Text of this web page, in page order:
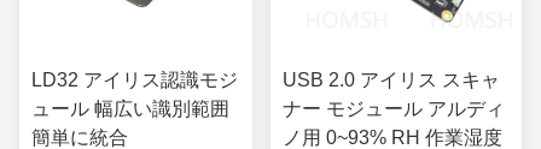
LD32 アイリス認識モジ
ュール 幅広い識別範囲
簡単に統合
USB 2.0 アイリス スキャ
ナー モジュール アルディ
ノ用 0~93% RH 作業湿度